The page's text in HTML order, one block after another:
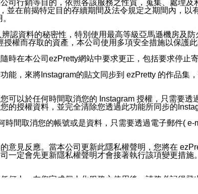
司行銷等目的，依照各該服務之性質，蒐集、處理及
在前揭特定目的存續期間及法令規定之期間內，以
認資料的秘密性，特別使用最高等級亞馬遜機房及
權而存取的資產，本公司使用多項安全措施以保護
時在本公司ezPretty網站中要求更正，包括要求停止
能，來將Instagram的貼文同步到 ezPretty 的作品集
可以於任何時間取消您的 Instagram 授權，只需要
授權資料，並完全清除您透過此功能所同步的
間取消您的帳號或是資料，只需要透過電子郵件( e-
意見反應。當本公司更新此隱私權聲明，您將在
一定會先更新隱私權聲明才會接著執行該項變更措
何人。在您完成個人化服務之使用後，請務必記得
。